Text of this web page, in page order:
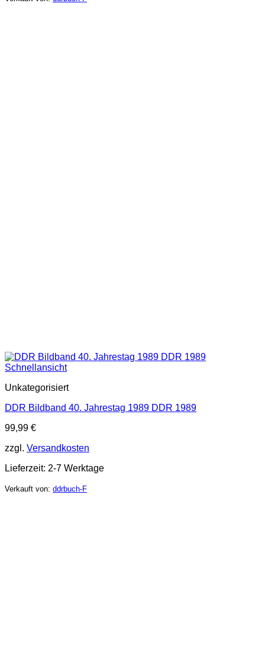
Schnellansicht
Unkategorisiert
DDR Bildband 40. Jahrestag 1989 DDR 1989
99,99 €
zzgl. Versandkosten
Lieferzeit: 2-7 Werktage
Verkauft von: ddrbuch-F